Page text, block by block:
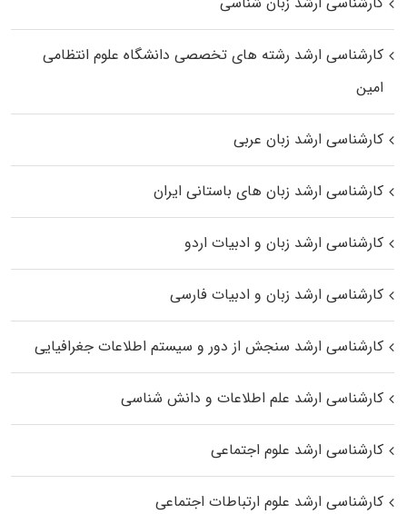
کارشناسی ارشد رﺷﺘﻪ ﻫﺎی تخصصی داﻧﺸﮕﺎه ﻋﻠﻮم انتظامی
اﻣﻴﻦ
کارشناسی ارشد زبان عربی
کارشناسی ارشد زبان‌ های باستانی ایران
کارشناسی ارشد زبان و ادبیات اردو
کارشناسی ارشد زبان و ادبیات فارسی
کارشناسی ارشد سنجش از دور و سیستم اطلاعات جغرافیایی
کارشناسی ارشد علم اطلاعات و دانش شناسی
کارشناسی ارشد علوم اجتماعی
کارشناسی ارشد علوم ارتباطات اجتماعی